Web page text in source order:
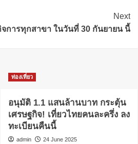
Next
การทุกสาขา ในวันที่ 30 กันยายน นี้
ท่องเที่ยว
อนุมัติ 1.1 แสนล้านบาท กระตุ้น
เศรษฐกิจ! เที่ยวไทยคนละครึ่ง ลง
ทะเบียนคืนนี้
admin 24 June 2025